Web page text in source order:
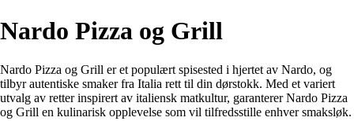
Nardo Pizza og Grill
Nardo Pizza og Grill er et populært spisested i hjertet av Nardo, og
tilbyr autentiske smaker fra Italia rett til din dørstokk. Med et variert
utvalg av retter inspirert av italiensk matkultur, garanterer Nardo Pizza
og Grill en kulinarisk opplevelse som vil tilfredsstille enhver smaksløk.